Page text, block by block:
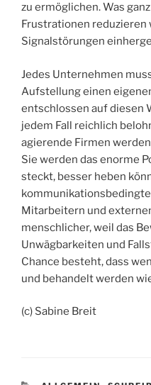
zu ermöglichen. Was
Frustrationen reduzieren
Signalstörungen
Jedes Unternehmen
Aufstellung einen
entschlossen auf diesen
jedem Fall reichlich
agierende Firmen
Sie werden das enorme
steckt, besser heben
Mitarbeitern und
menschlicher, weil das
Unwägbarkeiten und
Chance besteht, dass
und behandelt werden
(c) Sabine Breit